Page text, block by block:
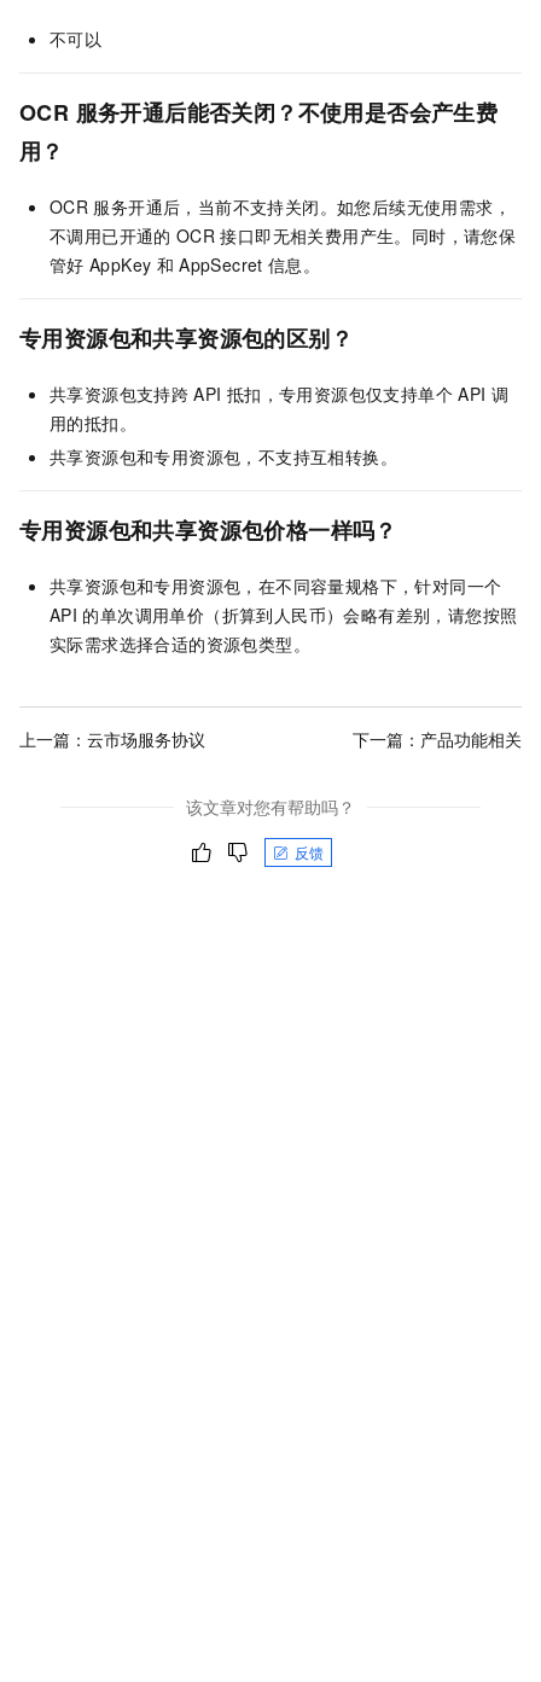
不可以
OCR 服务开通后能否关闭？不使用是否会产生费
用？
OCR 服务开通后，当前不支持关闭。如您后续无使用需求，
不调用已开通的 OCR 接口即无相关费用产生。同时，请您保
管好 AppKey 和 AppSecret 信息。
专用资源包和共享资源包的区别？
共享资源包支持跨 API 抵扣，专用资源包仅支持单个 API 调
用的抵扣。
共享资源包和专用资源包，不支持互相转换。
专用资源包和共享资源包价格一样吗？
共享资源包和专用资源包，在不同容量规格下，针对同一个
API 的单次调用单价（折算到人民币）会略有差别，请您按照
实际需求选择合适的资源包类型。
上一篇： 云市场服务协议 下一篇： 产品功能相关
该文章对您有帮助吗？
反馈